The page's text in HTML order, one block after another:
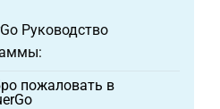
Руководство
пожаловать в
menu